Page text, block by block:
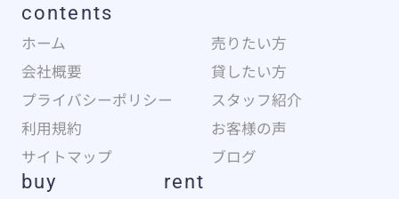
contents
ホーム
売りたい方
会社概要
貸したい方
プライバシーポリシー
スタッフ紹介
利用規約
お客様の声
サイトマップ
ブログ
buy rent